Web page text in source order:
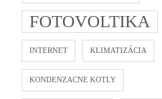
FOTOVOLTIKA
INTERNET KLIMATIZÁCIA
KONDENZACNE KOTLY